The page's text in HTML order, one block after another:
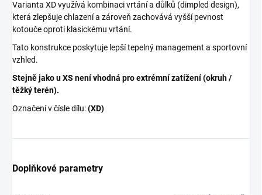
Varianta XD využívá kombinaci vrtání a důlků (dimpled design),
která zlepšuje chlazení a zároveň zachovává vyšší pevnost
kotouče oproti klasickému vrtání.
Tato konstrukce poskytuje lepší tepelný management a sportovní
vzhled.
Stejně jako u XS není vhodná pro extrémní zatížení (okruh /
těžký terén).
Označení v čísle dílu:(XD)
Doplňkové parametry